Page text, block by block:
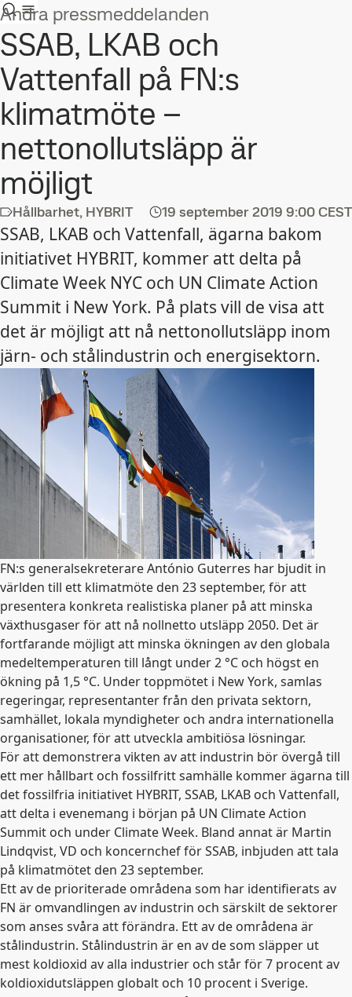
Andra pressmeddelanden
SSAB, LKAB och
Vattenfall på FN:s
klimatmöte –
nettonollutsläpp är
möjligt
Hållbarhet, HYBRIT 19 september 2019 9:00 CEST
SSAB, LKAB och Vattenfall, ägarna bakom
initiativet HYBRIT, kommer att delta på
Climate Week NYC och UN Climate Action
Summit i New York. På plats vill de visa att
det är möjligt att nå nettonollutsläpp inom
järn- och stålindustrin och energisektorn.
FN:s generalsekreterare António Guterres har bjudit in
världen till ett klimatmöte den 23 september, för att
presentera konkreta realistiska planer på att minska
växthusgaser för att nå nollnetto utsläpp 2050. Det är
fortfarande möjligt att minska ökningen av den globala
medeltemperaturen till långt under 2 °C och högst en
ökning på 1,5 °C. Under toppmötet i New York, samlas
regeringar, representanter från den privata sektorn,
samhället, lokala myndigheter och andra internationella
organisationer, för att utveckla ambitiösa lösningar.
För att demonstrera vikten av att industrin bör övergå till
ett mer hållbart och fossilfritt samhälle kommer ägarna till
det fossilfria initiativet HYBRIT, SSAB, LKAB och Vattenfall,
att delta i evenemang i början på UN Climate Action
Summit och under Climate Week. Bland annat är Martin
Lindqvist, VD och koncernchef för SSAB, inbjuden att tala
på klimatmötet den 23 september.
Ett av de prioriterade områdena som har identifierats av
FN är omvandlingen av industrin och särskilt de sektorer
som anses svåra att förändra. Ett av de områdena är
stålindustrin. Stålindustrin är en av de som släpper ut
mest koldioxid av alla industrier och står för 7 procent av
koldioxidutsläppen globalt och 10 procent i Sverige.